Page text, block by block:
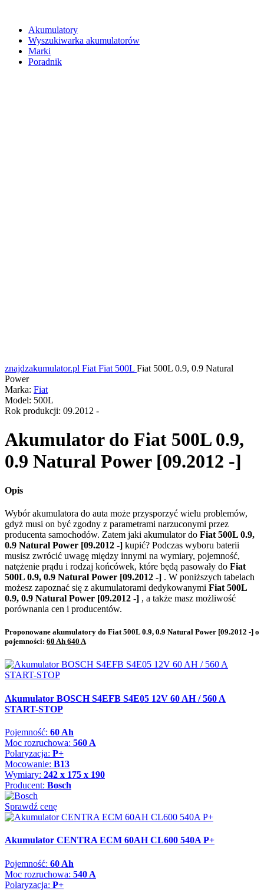
Akumulatory
Wyszukiwarka akumulatorów
Marki
Poradnik
znajdzakumulator.pl Fiat Fiat 500L Fiat 500L 0.9, 0.9 Natural
Power
Marka: Fiat
Model: 500L
Rok produkcji: 09.2012 -
Akumulator do Fiat 500L 0.9,
0.9 Natural Power [09.2012 -]
Opis
Wybór akumulatora do auta może przysporzyć wielu problemów,
gdyż musi on być zgodny z parametrami narzuconymi przez
producenta samochodów. Zatem jaki akumulator do Fiat 500L 0.9,
0.9 Natural Power [09.2012 -] kupić? Podczas wyboru baterii
musisz zwrócić uwagę między innymi na wymiary, pojemność,
natężenie prądu i rodzaj końcówek, które będą pasowały do Fiat
500L 0.9, 0.9 Natural Power [09.2012 -] . W poniższych tabelach
możesz zapoznać się z akumulatorami dedykowanymi Fiat 500L
0.9, 0.9 Natural Power [09.2012 -] , a także masz możliwość
porównania cen i producentów.
Proponowane akumulatory do Fiat 500L 0.9, 0.9 Natural Power [09.2012 -] o
pojemności: 60 Ah 640 A
Akumulator BOSCH S4EFB S4E05 12V 60 AH / 560 A
START-STOP
Pojemność: 60 Ah
Moc rozruchowa: 560 A
Polaryzacja: P+
Mocowanie: B13
Wymiary: 242 x 175 x 190
Producent: Bosch
Sprawdź cenę
Akumulator CENTRA ECM 60AH CL600 540A P+
Pojemność: 60 Ah
Moc rozruchowa: 540 A
Polaryzacja: P+